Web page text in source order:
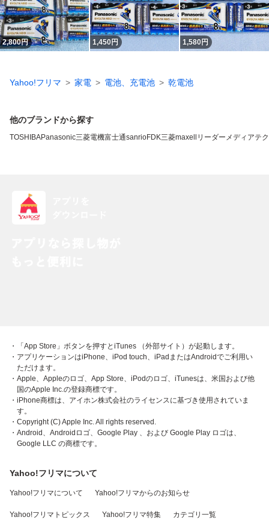
2,800円 1,450円 1,580円
Yahoo!フリマ 家電 電池、充電池 乾電池
他のブランドから探す
TOSHIBAPanasonic三菱電機富士通sanrioFDK三菱maxell リーダーメディアテ
・「App Store」ボタンを押すとiTunes （外部サイト）が起動します。
・アプリケーションはiPhone、iPod touch、iPadまたはAndroidでご利用い
ただけます。
・Apple、Appleのロゴ、App Store、iPodのロゴ、iTunesは、米国および他
国のApple Inc.の登録商標です。
・iPhone商標は、アイホン株式会社のライセンスに基づき使用されていま
す。
・Copyright (C) Apple Inc. All rights reserved.
・Android、Androidロゴ、Google Play 、および Google Play ロゴは、
Google LLC の商標です。
Yahoo!フリマについて
Yahoo!フリマについて Yahoo!フリマからのお知らせ
Yahoo!フリマトピックス Yahoo!フリマ特集 カテゴリ一覧